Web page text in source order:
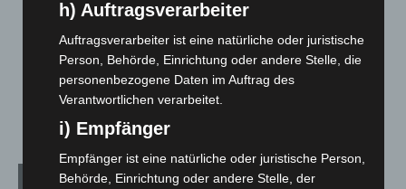
Menschen
Über uns
Veranstaltungen
Archiv
h) Auftragsverarbeiter
Auftragsverarbeiter ist eine natürliche oder juristische
Person, Behörde, Einrichtung oder andere Stelle, die
personenbezogene Daten im Auftrag des
Verantwortlichen verarbeitet.
i) Empfänger
Empfänger ist eine natürliche oder juristische Person,
Behörde, Einrichtung oder andere Stelle, der